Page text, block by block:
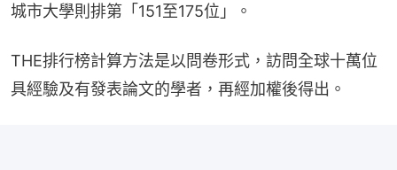
城市大學則排第「151至175位」。
THE排行榜計算方法是以問卷形式，訪問全球十萬位
具經驗及有發表論文的學者，再經加權後得出。